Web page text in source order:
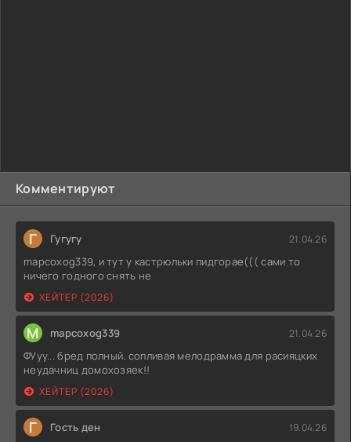
Комментируют
Г Гугугу 21.04.26
mapcoxog339, и тут у кастрюльки пидгорае((( сами то
ничего годного снять не
ХЕЙТЕР (2026)
M mapcoxog339 21.04.26
ФУуу... бред полный. сопливая мелодрамма для расияцких
неудачниц домохозяек!!
ХЕЙТЕР (2026)
Г Гость ден 19.04.26